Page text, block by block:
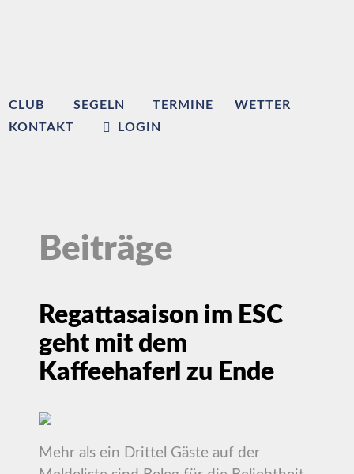
CLUB SEGELN TERMINE
WETTER
KONTAKT
LOGIN
Beiträge
Regattasaison im ESC
geht mit dem
Kaffeehaferl zu Ende
Mehr als ein Drittel Gäste auf der